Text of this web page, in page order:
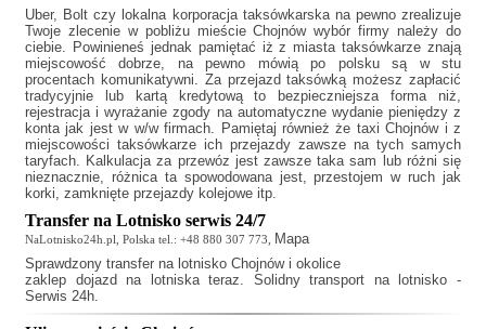
Uber, Bolt czy lokalna korporacja taksówkarska na pewno zrealizuje
Twoje zlecenie w pobliżu mieście Chojnów wybór firmy należy do
ciebie. Powinieneś jednak pamiętać iż z miasta taksówkarze znają
miejscowość dobrze, na pewno mówią po polsku są w stu
procentach komunikatywni. Za przejazd taksówką możesz zapłacić
tradycyjnie lub kartą kredytową to bezpieczniejsza forma niż,
rejestracja i wyrażanie zgody na automatyczne wydanie pieniędzy z
konta jak jest w w/w firmach. Pamiętaj również że taxi Chojnówi z
miejscowości taksówkarze ich przejazdy zawsze na tych samych
taryfach. Kalkulacja za przewóz jest zawsze taka sam lub różni się
nieznacznie, różnica ta spowodowana jest, przestojem w ruch jak
korki, zamknięte przejazdy kolejowe itp.
Transfer na Lotnisko serwis 24/7
NaLotnisko24h.pl, Polska tel.: +48 880 307 773, Mapa
Sprawdzony transfer na lotnisko Chojnówi okolice
zaklep dojazd na lotniska teraz. Solidny transport na lotnisko -
Serwis 24h.